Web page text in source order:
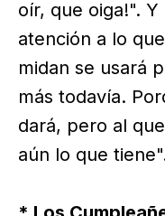
oír, que oiga!". Y
atención a lo
midan se usará
más todavía.
dará, pero al
aún lo que